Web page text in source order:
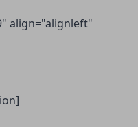
align="alignleft"